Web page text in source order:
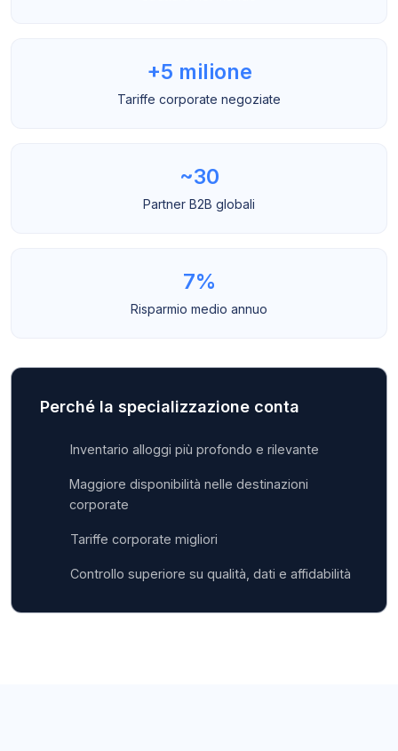
+5 milione
Tariffe corporate negoziate
~30
Partner B2B globali
7%
Risparmio medio annuo
Perché la specializzazione conta
Inventario alloggi più profondo e rilevante
Maggiore disponibilità nelle destinazioni
corporate
Tariffe corporate migliori
Controllo superiore su qualità, dati e affidabilità